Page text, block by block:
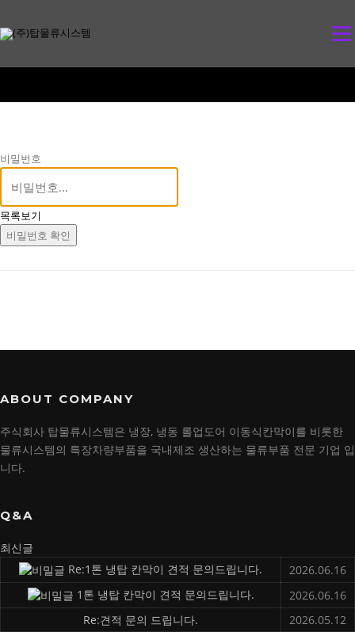
텐
츠
메뉴
비밀번호
목록보기
비밀번호 확인
ABOUT COMPANY
주식회사 탑물류시스템은 냉장, 냉동 롤업도어 이동식칸막이를 비롯한
물류시스템의 특장차량부품을 국내제조 생산하는 물류부품 전문 기업 입
니다.
Q&A
최신글
Re:1톤 냉탑 칸막이 견적 문의드립니다.
2026.06.16
1톤 냉탑 칸막이 견적 문의드립니다.
2026.06.16
Re:견적 문의 드립니다.
2026.05.12